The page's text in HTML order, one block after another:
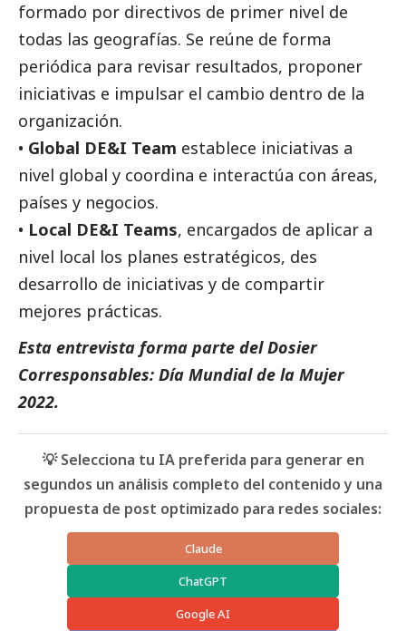
formado por directivos de primer nivel de
todas las geografías. Se reúne de forma
periódica para revisar resultados, proponer
iniciativas e impulsar el cambio dentro de la
organización.
• Global DE&I Team establece iniciativas a
nivel global y coordina e interactúa con áreas,
países y negocios.
• Local DE&I Teams, encargados de aplicar a
nivel local los planes estratégicos, des
desarrollo de iniciativas y de compartir
mejores prácticas.
Esta entrevista forma parte delDosier
Corresponsables: Día Mundial de la Mujer
2022.
💡 Selecciona tu IA preferida para generar en
segundos un análisis completo del contenido y una
propuesta de post optimizado para redes sociales:
Claude
ChatGPT
Google AI